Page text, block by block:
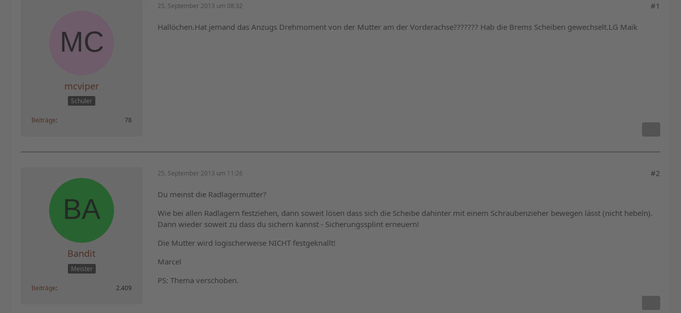
mcviper
Schüler
Beiträge 78
25. September 2013 um 08:32 #1
Hallöchen.Hat jemand das Anzugs Drehmoment von der Mutter am der Vorderachse??????? Hab die Brems Scheiben gewechselt.LG Maik
Bandit
Meister
Beiträge 2.409
25. September 2013 um 11:26 #2
Du meinst die Radlagermutter?
Wie bei allen Radlagern festziehen, dann soweit lösen dass sich die Scheibe dahinter mit einem Schraubenzieher bewegen lässt (nicht hebeln).
Dann wieder soweit zu dass du sichern kannst - Sicherungssplint erneuern!
Die Mutter wird logischerweise NICHT festgeknallt!
Marcel
PS: Thema verschoben.